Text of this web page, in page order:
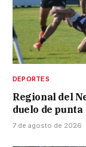
DEPORTES
Regional del
duelo de punta
7 de agosto de 2026